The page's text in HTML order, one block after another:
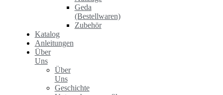
Geda
(Bestellwaren)
Zubehör
Katalog
Anleitungen
Über
Uns
Über
Uns
Geschichte